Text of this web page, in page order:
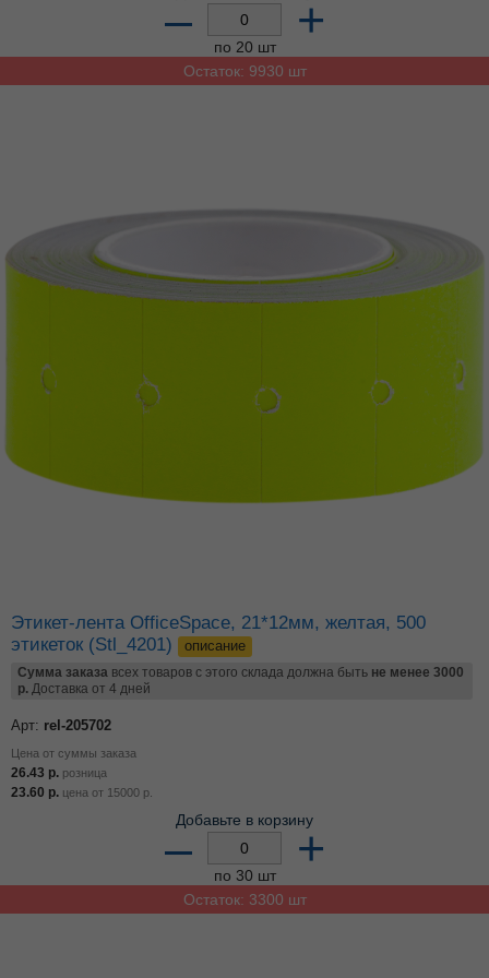
– +
по 20 шт
Остаток: 9930 шт
Этикет-лента OfficeSpace, 21*12мм, желтая, 500
этикеток (Stl_4201)
описание
Сумма заказа всех товаров с этого склада должна быть не менее 3000
р. Доставка от 4 дней
Арт: rel-205702
Цена от суммы заказа
26.43 р. розница
23.60 р. цена от 15000 р.
Добавьте в корзину
– +
по 30 шт
Остаток: 3300 шт